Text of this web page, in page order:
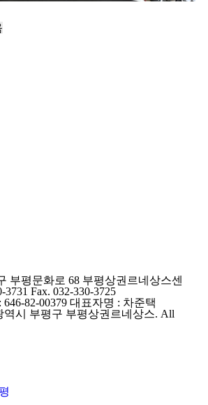
부평문화로 68 부평상권르네상스센
3731 Fax. 032-330-3725
82-00379 대표자명 : 차준택
역시 부평구 부평상권르네상스. All